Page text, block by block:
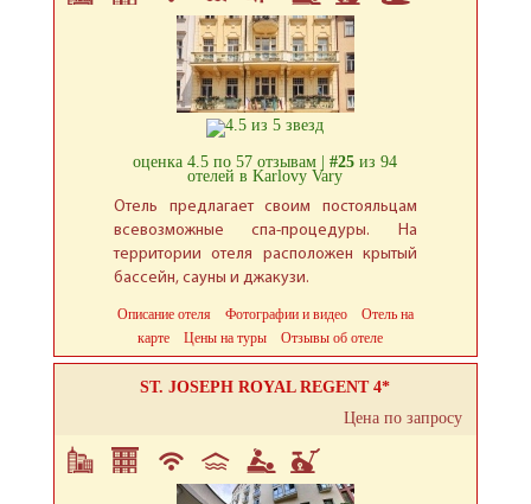
оценка 4.5 по 57 отзывам |#25 из 94
отелей в Karlovy Vary
Отель предлагает своим постояльцам
всевозможные спа-процедуры. На
территории отеля расположен крытый
бассейн, сауны и джакузи.
Описание отеля Фотографии и видео
Отель на
карте
Цены на туры Отзывы об отеле
ST. JOSEPH ROYAL REGENT 4*
Цена по запросу